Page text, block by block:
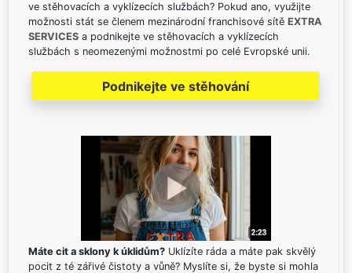
ve stěhovacích a vyklízecích službách? Pokud ano, využijte
možnosti stát se členem mezinárodní franchisové sítě EXTRA
SERVICES a podnikejte ve stěhovacích a vyklízecích
službách s neomezenými možnostmi po celé Evropské unii.
Podnikejte ve stěhování
Máte cit a sklony k úklidům? Uklízíte ráda a máte pak skvělý
pocit z té zářivé čistoty a vůně? Myslíte si, že byste si mohla